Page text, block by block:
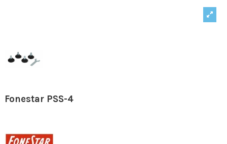
Fonestar PSS-4